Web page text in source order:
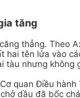
tăng
thẳng. Theo
hai tên lửa vào
tàu nhưng không
quan Điều
dầu đã bốc